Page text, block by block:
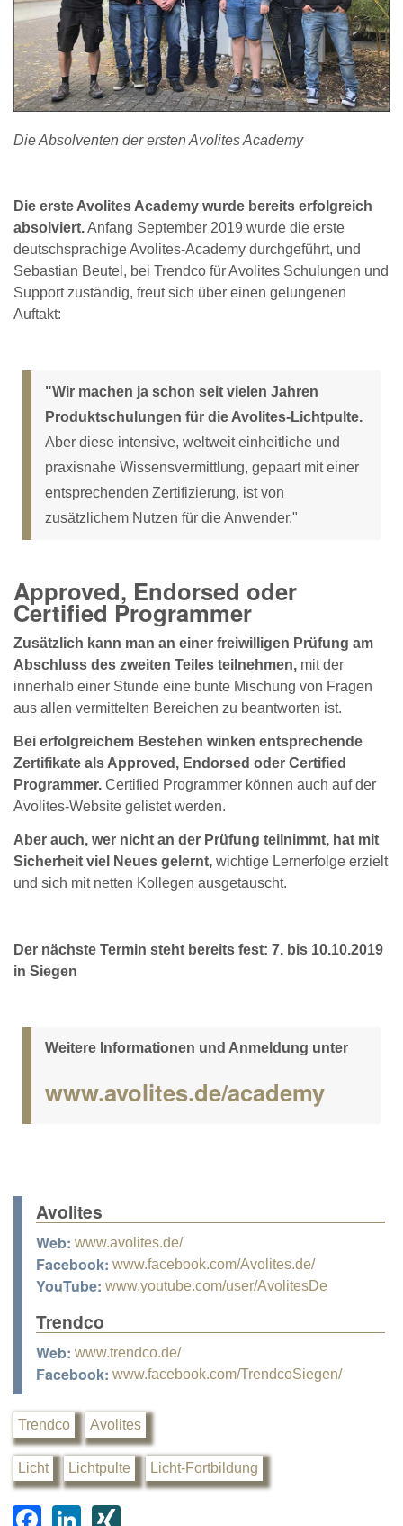
Die Absolventen der ersten Avolites Academy
Die erste Avolites Academy wurde bereits erfolgreich
absolviert.Anfang September 2019 wurde die erste
deutschsprachige Avolites-Academy durchgeführt, und
Sebastian Beutel, bei Trendco für Avolites Schulungen und
Support zuständig, freut sich über einen gelungenen
Auftakt:
"Wir machen ja schon seit vielen Jahren
Produktschulungen für die Avolites-Lichtpulte.
Aber diese intensive, weltweit einheitliche und
praxisnahe Wissensvermittlung, gepaart mit einer
entsprechenden Zertifizierung, ist von
zusätzlichem Nutzen für die Anwender."
Approved, Endorsed oder
Certified Programmer
Zusätzlich kann man an einer freiwilligen Prüfung am
Abschluss des zweiten Teiles teilnehmen, mit der
innerhalb einer Stunde eine bunte Mischung von Fragen
aus allen vermittelten Bereichen zu beantworten ist.
Bei erfolgreichem Bestehen winken entsprechende
Zertifikate als Approved, Endorsed oder Certified
Programmer. Certified Programmer können auch auf der
Avolites-Website gelistet werden.
Aber auch, wer nicht an der Prüfung teilnimmt, hat mit
Sicherheit viel Neues gelernt, wichtige Lernerfolge erzielt
und sich mit netten Kollegen ausgetauscht.
Der nächste Termin steht bereits fest: 7. bis 10.10.2019
in Siegen
Weitere Informationen und Anmeldung unter
www.avolites.de/academy
Avolites
Web: www.avolites.de/
Facebook: www.facebook.com/Avolites.de/
YouTube: www.youtube.com/user/AvolitesDe
Trendco
Web: www.trendco.de/
Facebook: www.facebook.com/TrendcoSiegen/
Trendco Avolites
Licht Lichtpulte Licht-Fortbildung
F Li